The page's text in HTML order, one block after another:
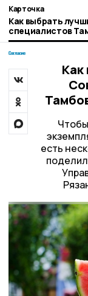
Карточка
Как выбрать
специалистов Тамбовского
Как
есть